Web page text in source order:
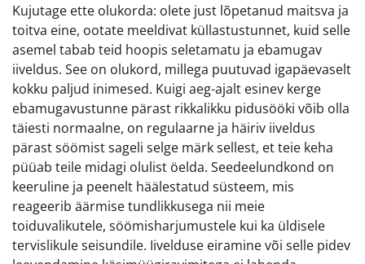
Kujutage ette olukorda: olete just lõpetanud maitsva ja
toitva eine, ootate meeldivat küllastustunnet, kuid selle
asemel tabab teid hoopis seletamatu ja ebamugav
iiveldus. See on olukord, millega puutuvad igapäevaselt
kokku paljud inimesed. Kuigi aeg-ajalt esinev kerge
ebamugavustunne pärast rikkalikku pidusööki võib olla
täiesti normaalne, on regulaarne ja häiriv iiveldus
pärast söömist sageli selge märk sellest, et teie keha
püüab teile midagi olulist öelda. Seedeelundkond on
keeruline ja peenelt häälestatud süsteem, mis
reageerib äärmise tundlikkusega nii meie
toiduvalikutele, söömisharjumustele kui ka üldisele
tervislikule seisundile. Iivelduse eiramine või selle pidev